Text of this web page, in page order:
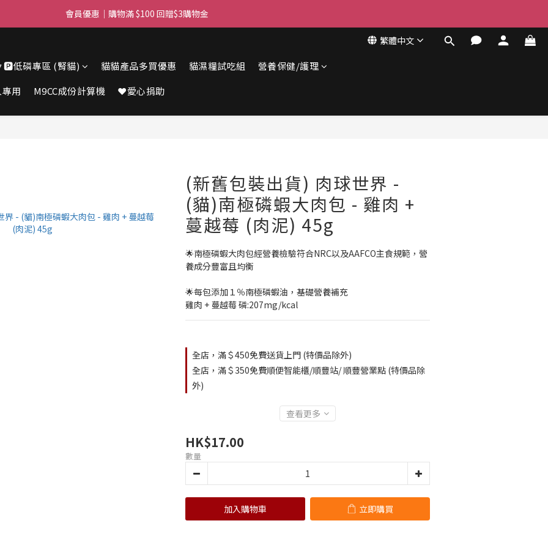
滿$450免費送貨上門 I 滿$350免運 順豐自取
會員優惠｜購物滿 $100 回贈$3購物金
繁體中文
低磷專區 (腎貓) 貓貓產品多買優惠 貓濕糧試吃組
營養保健/護理
用
M9CC成份計算機 ❤️愛心捐助
(新舊包裝出貨) 肉球世界 -
(貓)南極磷蝦大肉包 - 雞肉 +
蔓越莓 (肉泥) 45g
🌟南極磷蝦大肉包經營養檢驗符合NRC以及AAFCO主食規範，營
養成分豐富且均衡
🌟每包添加１％南極磷蝦油，基礎營養補充
雞肉 + 蔓越莓 磷:207mg/kcal
全店，滿＄450免費送貨上門 (特價品除外)
全店，滿＄350免費順便智能櫃/順豐站/ 順豐營業點 (特價品除
外)
查看更多
HK$17.00
數量
加入購物車 立即購買